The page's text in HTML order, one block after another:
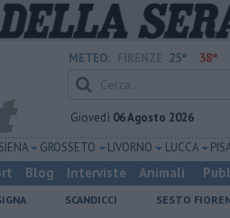
METEO: 25° 38°
Giovedì 06 Agosto 2026
SIENA GROSSETO LIVORNO LUCCA
Blog Interviste Animali
SCANDICCI
SESTO